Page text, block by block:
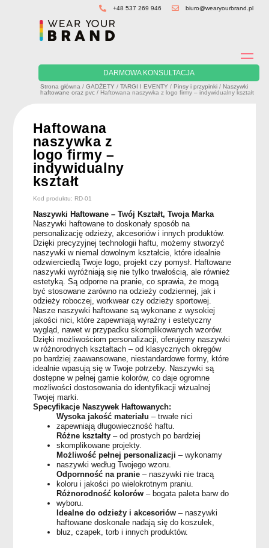
+48 537 269 946 biuro@wearyourbrand.pl
DARMOWA KONSULTACJA
Strona główna /GADŻETY /TARGI I EVENTY / Pinsy i przypinki / Naszywki
haftowane oraz pvc / Haftowana naszywka z logo firmy – indywidualny kształt
Haftowana
naszywka z
logo firmy –
indywidualny
kształt
Kod produktu: RD-01
Naszywki Haftowane – Twój Kształt, Twoja Marka
Naszywki haftowane to doskonały sposób na
personalizację odzieży, akcesoriów i innych produktów.
Dzięki precyzyjnej technologii haftu, możemy stworzyć
naszywki w niemal dowolnym kształcie, które idealnie
odzwierciedlą Twoje logo, projekt czy pomysł. Haftowane
naszywki wyróżniają się nie tylko trwałością, ale również
estetyką. Są odporne na pranie, co sprawia, że mogą
być stosowane zarówno na odzieży codziennej, jak i
odzieży roboczej, workwear czy odzieży sportowej.
Nasze naszywki haftowane są wykonane z wysokiej
jakości nici, które zapewniają wyraźny i estetyczny
wygląd, nawet w przypadku skomplikowanych wzorów.
Dzięki możliwościom personalizacji, oferujemy naszywki
w różnorodnych kształtach – od klasycznych okręgów
po bardziej zaawansowane, niestandardowe formy, które
idealnie wpasują się w Twoje potrzeby. Naszywki są
dostępne w pełnej gamie kolorów, co daje ogromne
możliwości dostosowania do identyfikacji wizualnej
Twojej marki.
Specyfikacje Naszywek Haftowanych:
Wysoka jakość materiału – trwałe nici
zapewniają długowieczność haftu.
Różne kształty– od prostych po bardziej
skomplikowane projekty.
Możliwość pełnej personalizacji – wykonamy
naszywki według Twojego wzoru.
Odpornność na pranie– naszywki nie tracą
koloru i jakości po wielokrotnym praniu.
Różnorodność kolorów– bogata paleta barw do
wyboru.
Idealne do odzieży i akcesoriów– naszywki
haftowane doskonale nadają się do koszulek,
bluz, czapek, torb i innych produktów.